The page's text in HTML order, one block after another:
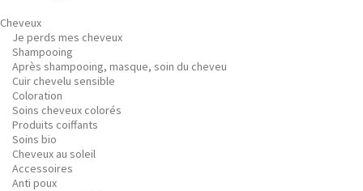
Cheveux
Je perds mes cheveux
Shampooing
Après shampooing, masque, soin du cheveu
Cuir chevelu sensible
Coloration
Soins cheveux colorés
Produits coiffants
Soins bio
Cheveux au soleil
Accessoires
Anti poux